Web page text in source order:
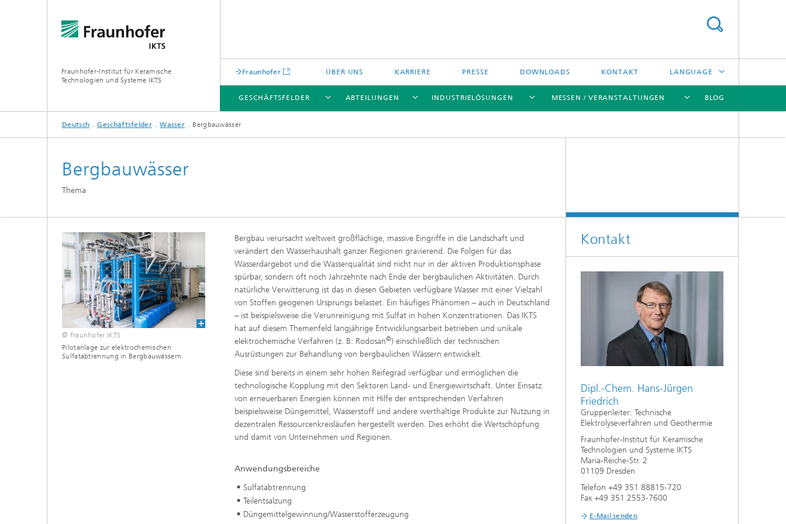
Fraunhofer-Institut für Keramische
Technologien und Systeme IKTS
Fraunhofer ÜBER UNS KARRIERE PRESSE DOWNLOADS KONTAKT LANGUAGE
ENGLISH
GESCHÄFTSFELDER
GESCHÄFTSFELDER
ABTEILUNGEN
ABTEILUNGEN
Bio- und Nanotechnologie
Hybride Mikrosysteme
Intelligente Materialien und Systeme
Mikroelektronik-Materialien und
Nanoanalytik
Prüf- und Analysesysteme
Werkstoffe und Komponenten
Stationäre Energiespeicher
Oxidkeramik
Verfahren und Bauteile
Energie- und Verfahrenstechnik
Hochtemperaturseparation und
Technologieökonomik und
Nachhaltigkeitsanalyse
Services
Korrelative Mikroskopie und
Materialdaten
Sintern und Charakterisierung
INDUSTRIELÖSUNGEN
INDUSTRIELÖSUNGEN
MESSEN / VERANSTALTUNGEN
MESSEN / VERANSTALTUNGEN
abonocare®-Jahreskonferenz – Wir
holen das Beste aus organischen
Reststoffen
Security Innovation Day
BLOG
Deutsch Geschäftsfelder Wasser Bergbauwässer
Bergbauwässer
Thema
© Fraunhofer IKTS
Pilotanlage zur elektrochemischen
Sulfatabtrennung in Bergbauwässern.
Bergbau verursacht weltweit großflächige, massive Eingriffe in die Landschaft und
verändert den Wasserhaushalt ganzer Regionen gravierend. Die Folgen für das
Wasserdargebot und die Wasserqualität sind nicht nur in der aktiven Produktionsphase
spürbar, sondern oft noch Jahrzehnte nach Ende der bergbaulichen Aktivitäten. Durch
natürliche Verwitterung ist das in diesen Gebieten verfügbare Wasser mit einer Vielzahl
von Stoffen geogenen Ursprungs belastet. Ein häufiges Phänomen – auch in Deutschland
– ist beispielsweise die Verunreinigung mit Sulfat in hohen Konzentrationen. Das IKTS
hat auf diesem Themenfeld langjährige Entwicklungsarbeit betrieben und unikale
elektrochemische Verfahren (z. B. Rodosan©) einschließlich der technischen
Ausrüstungen zur Behandlung von bergbaulichen Wässern entwickelt.
Diese sind bereits in einem sehr hohen Reifegrad verfügbar und ermöglichen die
technologische Kopplung mit den Sektoren Land- und Energiewirtschaft. Unter Einsatz
von erneuerbaren Energien können mit Hilfe der entsprechenden Verfahren
beispielsweise Düngemittel, Wasserstoff und andere werthaltige Produkte zur Nutzung in
dezentralen Ressourcenkreisläufen hergestellt werden. Dies erhöht die Wertschöpfung
und damit von Unternehmen und Regionen.
Anwendungsbereiche
Sulfatabtrennung
Teilentsalzung
Düngemittelgewinnung/Wasserstofferzeugung
Kontakt
Dipl.-Chem. Hans-Jürgen
Friedrich
Gruppenleiter: Technische
Elektrolyseverfahren und Geothermie
Fraunhofer-Institut für Keramische
Technologien und Systeme IKTS
Maria-Reiche-Str. 2
01109 Dresden
Telefon +49 351 88815-720
Fax +49 351 2553-7600
E-Mail senden